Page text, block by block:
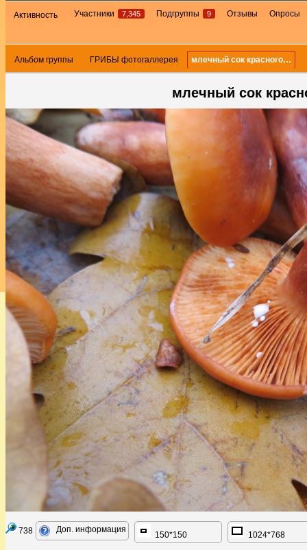
Активность Участники 7,345 Подгруппы 9 Отзывы Опросы
Альбом группы ГРИБЫ фотогаллерея млечный сок красного…
млечный сок
738 Доп. информация
150*150 1024*768